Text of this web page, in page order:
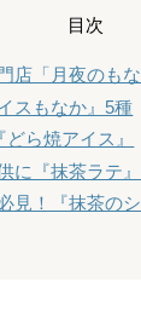
目次
店「月夜のもな
スもなか』5種
ら焼アイス』
に『抹茶ラテ
見！『抹茶の